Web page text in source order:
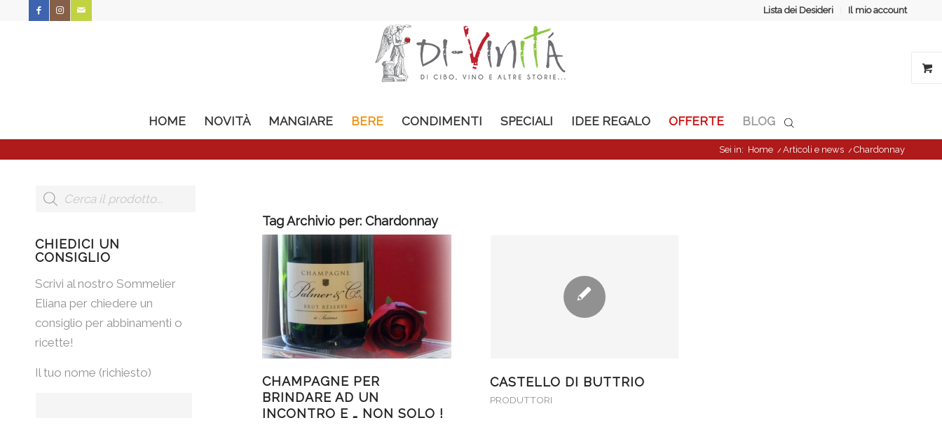
Lista dei Desideri Il mio account
HOME NOVITÀ MANGIARE BERE CONDIMENTI SPECIALI IDEE REGALO OFFERTE BLOG
Sei in: Home / Articoli e news / Chardonnay
Tag Archivio per: Chardonnay
CHAMPAGNE PER
BRINDARE AD UN
INCONTRO E … NON SOLO !
CASTELLO DI BUTTRIO
PRODUTTORI
CHIEDICI UN
CONSIGLIO
Scrivi al nostro Sommelier
Eliana per chiedere un
consiglio per abbinamenti o
ricette!
Il tuo nome (richiesto)